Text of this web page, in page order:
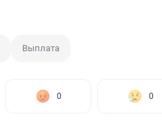
Выплата
0 0